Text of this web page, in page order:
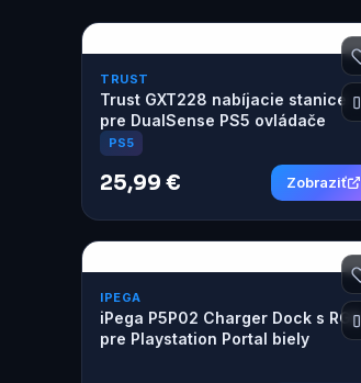
TRUST
Trust GXT228 nabíjacie stanice
pre DualSense PS5 ovládače
PS5
25,99 € Zobraziť
IPEGA
iPega P5P02 Charger Dock s RGB
pre Playstation Portal biely